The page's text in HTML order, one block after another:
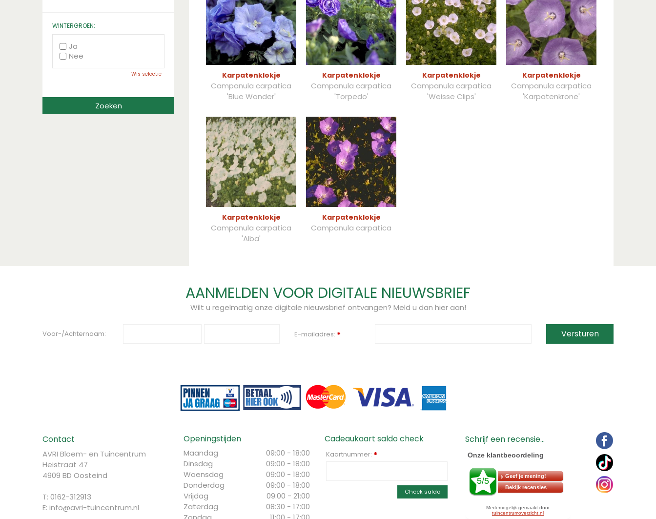
Karpatenklokje
Campanula carpatica
'Blue Wonder'
Karpatenklokje
Campanula carpatica
'Torpedo'
Karpatenklokje
Campanula carpatica
'Weisse Clips'
Karpatenklokje
Campanula carpatica
'Karpatenkrone'
Karpatenklokje
Campanula carpatica
'Alba'
Karpatenklokje
Campanula carpatica
Zwart
WINTERGROEN:
Ja
Nee
Wis selectie
AANMELDEN VOOR DIGITALE NIEUWSBRIEF
Wilt u regelmatig onze digitale nieuwsbrief ontvangen? Meld u dan hier aan!
Voor-/Achternaam: E-mailadres: *
Contact
AVRI Bloem- en Tuincentrum
Heistraat 47
4909 BD Oosteind
T: 0162-312913
E: info@avri-tuincentrum.nl
Openingstijden
Maandag
09:00 - 18:00
Dinsdag
09:00 - 18:00
Woensdag
09:00 - 18:00
Donderdag
09:00 - 18:00
Vrijdag
09:00 - 21:00
Zaterdag
08:30 - 17:00
Cadeaukaart saldo check
Kaartnummer: *
Check saldo
Schrijf een recensie...